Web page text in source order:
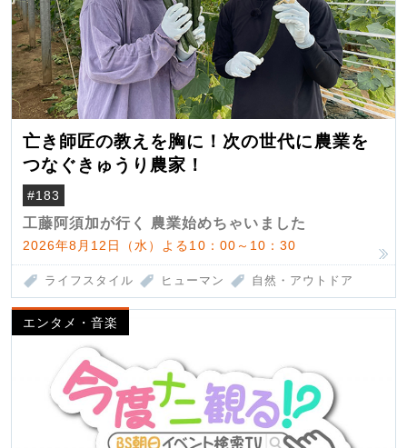
亡き師匠の教えを胸に！次の世代に農業を
つなぐきゅうり農家！
#183
工藤阿須加が行く 農業始めちゃいました
2026年8月12日（水）よる10：00～10：30
ライフスタイル ヒューマン 自然・アウトドア
エンタメ・音楽